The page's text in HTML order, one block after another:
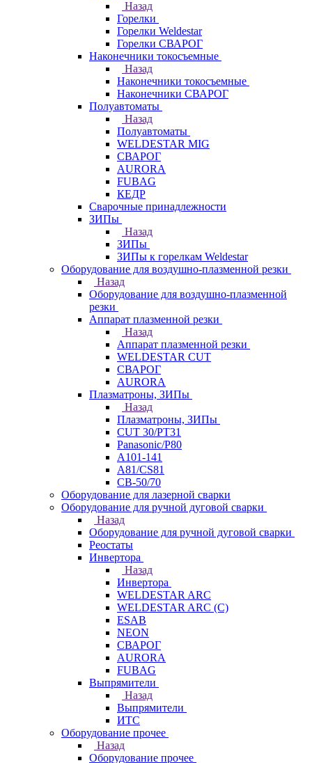
Назад
Горелки
Горелки Weldestar
Горелки СВАРОГ
Наконечники токосъемные
Назад
Наконечники токосъемные
Наконечники СВАРОГ
Полуавтоматы
Назад
Полуавтоматы
WELDESTAR MIG
СВАРОГ
AURORA
FUBAG
КЕДР
Сварочные принадлежности
ЗИПы
Назад
ЗИПы
ЗИПы к горелкам Weldestar
Оборудование для воздушно-плазменной резки
Назад
Оборудование для воздушно-плазменной
резки
Аппарат плазменной резки
Назад
Аппарат плазменной резки
WELDESTAR CUT
СВАРОГ
AURORA
Плазматроны, ЗИПы
Назад
Плазматроны, ЗИПы
CUT 30/PT31
Panasonic/P80
А101-141
А81/CS81
СВ-50/70
Оборудование для лазерной сварки
Оборудование для ручной дуговой сварки
Назад
Оборудование для ручной дуговой сварки
Реостаты
Инвертора
Назад
Инвертора
WELDESTAR ARC
WELDESTAR ARC (С)
ESAB
NEON
СВАРОГ
AURORA
FUBAG
Выпрямители
Назад
Выпрямители
ИТС
Оборудование прочее
Назад
Оборудование прочее